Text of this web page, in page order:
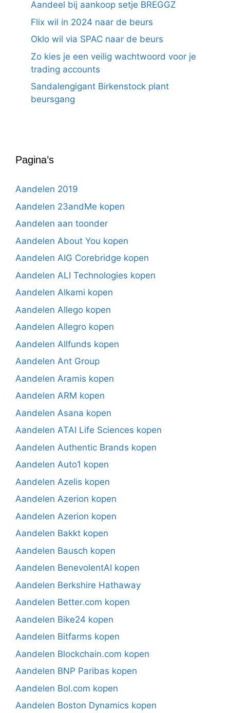
Aandeel bij aankoop setje BREGGZ
Flix wil in 2024 naar de beurs
Oklo wil via SPAC naar de beurs
Zo kies je een veilig wachtwoord voor je
trading accounts
Sandalengigant Birkenstock plant
beursgang
Pagina’s
Aandelen 2019
Aandelen 23andMe kopen
Aandelen aan toonder
Aandelen About You kopen
Aandelen AIG Corebridge kopen
Aandelen ALI Technologies kopen
Aandelen Alkami kopen
Aandelen Allego kopen
Aandelen Allegro kopen
Aandelen Allfunds kopen
Aandelen Ant Group
Aandelen Aramis kopen
Aandelen ARM kopen
Aandelen Asana kopen
Aandelen ATAI Life Sciences kopen
Aandelen Authentic Brands kopen
Aandelen Auto1 kopen
Aandelen Azelis kopen
Aandelen Azerion kopen
Aandelen Azerion kopen
Aandelen Bakkt kopen
Aandelen Bausch kopen
Aandelen BenevolentAI kopen
Aandelen Berkshire Hathaway
Aandelen Better.com kopen
Aandelen Bike24 kopen
Aandelen Bitfarms kopen
Aandelen Blockchain.com kopen
Aandelen BNP Paribas kopen
Aandelen Bol.com kopen
Aandelen Boston Dynamics kopen